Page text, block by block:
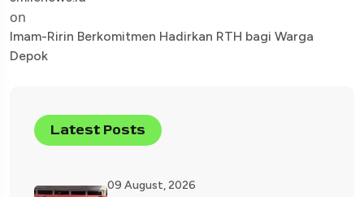
on
Imam-Ririn Berkomitmen Hadirkan RTH bagi Warga
Depok
Latest Posts
09 August, 2026